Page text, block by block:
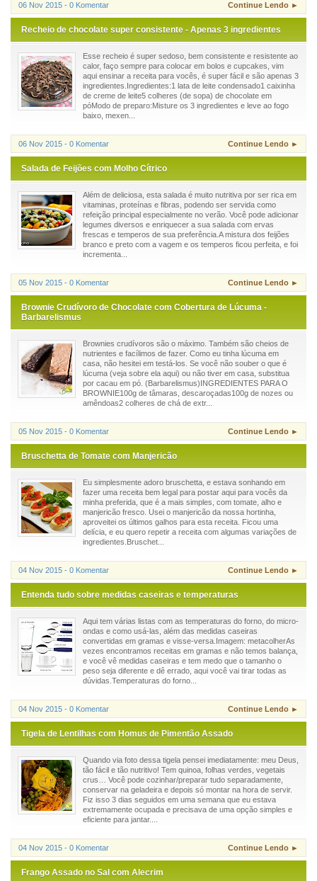
06 Nov 2015 - 0 Komentar Continue Lendo ►
Recheio de chocolate super consistente - Apenas 3 ingredientes
Esse recheio é super sedoso, bem consistente e resistente ao
calor, faço sempre para colocar em bolos e cupcakes, vim
aqui ensinar a receita para vocês, é super fácil e são apenas 3
ingredientes.Ingredientes:1 lata de leite condensado1 caixinha
de creme de leite5 colheres (de sopa) de chocolate em
póModo de preparo:Misture os 3 ingredientes e leve ao fogo
baixo, mexen...
06 Nov 2015 - 0 Komentar Continue Lendo ►
Salada de Feijões com Molho Cítrico
Além de deliciosa, esta salada é muito nutritiva por ser rica em
vitaminas, proteínas e fibras, podendo ser servida como
refeição principal especialmente no verão. Você pode adicionar
legumes diversos e enriquecer a sua salada com ervas
frescas e temperos de sua preferência.A mistura dos feijões
branco e preto com a vagem e os temperos ficou perfeita, e foi
incrementa...
05 Nov 2015 - 0 Komentar Continue Lendo ►
Brownie Crudívoro de Chocolate com Cobertura de Lúcuma -
Barbarelismus
Brownies crudívoros são o máximo. Também são cheios de
nutrientes e facílimos de fazer. Como eu tinha lúcuma em
casa, não hesitei em testá-los. Se você não souber o que é
lúcuma (veja sobre ela aqui) ou não tiver em casa, substitua
por cacau em pó. (Barbarelismus)INGREDIENTES PARA O
BROWNIE100g de tâmaras, descaroçadas100g de nozes ou
amêndoas2 colheres de chá de extr...
05 Nov 2015 - 0 Komentar Continue Lendo ►
Bruschetta de Tomate com Manjericão
Eu simplesmente adoro bruschetta, e estava sonhando em
fazer uma receita bem legal para postar aqui para vocês da
minha preferida, que é a mais simples, com tomate, alho e
manjericão fresco. Usei o manjericão da nossa hortinha,
aproveitei os últimos galhos para esta receita. Ficou uma
delícia, e eu quero repetir a receita com algumas variações de
ingredientes.Bruschet...
04 Nov 2015 - 0 Komentar Continue Lendo ►
Entenda tudo sobre medidas caseiras e temperaturas
Aqui tem várias listas com as temperaturas do forno, do micro-
ondas e como usá-las, além das medidas caseiras
convertidas em gramas e visse-versa.Imagem: metacolherAs
vezes encontramos receitas em gramas e não temos balança,
e você vê medidas caseiras e tem medo que o tamanho o
peso seja diferente e dê errado, aqui você vai tirar todas as
dúvidas.Temperaturas do forno...
04 Nov 2015 - 0 Komentar Continue Lendo ►
Tigela de Lentilhas com Homus de Pimentão Assado
Quando via foto dessa tigela pensei imediatamente: meu Deus,
tão fácil e tão nutritivo! Tem quinoa, folhas verdes, vegetais
crus… Você pode cozinhar/preparar tudo separadamente,
conservar na geladeira e depois só montar na hora de servir.
Fiz isso 3 dias seguidos em uma semana que eu estava
extremamente ocupada e precisava de uma opção simples e
eficiente para jantar....
04 Nov 2015 - 0 Komentar Continue Lendo ►
Frango Assado no Sal com Alecrim